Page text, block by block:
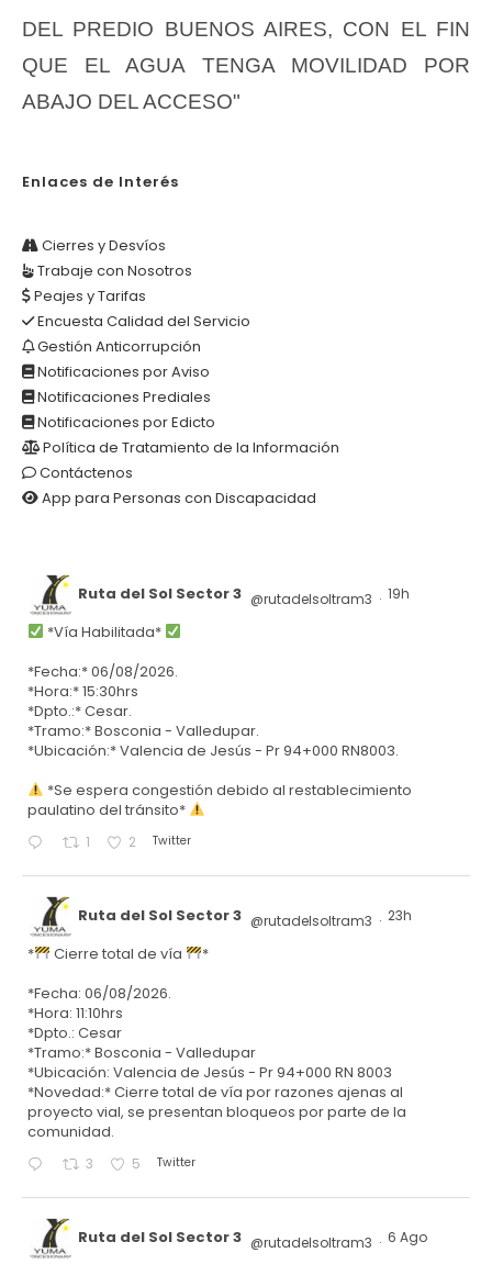
DEL PREDIO BUENOS AIRES, CON EL FIN
QUE EL AGUA TENGA MOVILIDAD POR
ABAJO DEL ACCESO"
Enlaces de Interés
Cierres y Desvíos
Trabaje con Nosotros
Peajes y Tarifas
Encuesta Calidad del Servicio
Gestión Anticorrupción
Notificaciones por Aviso
Notificaciones Prediales
Notificaciones por Edicto
Política de Tratamiento de la Información
Contáctenos
App para Personas con Discapacidad
Ruta del Sol Sector 3 @rutadelsoltram3 · 19h
*Vía Habilitada*
*Fecha:* 06/08/2026.
*Hora:* 15:30hrs
*Dpto.:* Cesar.
*Tramo:* Bosconia - Valledupar.
*Ubicación:* Valencia de Jesús - Pr 94+000 RN8003.
*Se espera congestión debido al restablecimiento
paulatino del tránsito*
1 2 Twitter
Ruta del Sol Sector 3 @rutadelsoltram3 · 23h
* Cierre total de vía
*
*Fecha: 06/08/2026.
*Hora: 11:10hrs
*Dpto.: Cesar
*Tramo:* Bosconia - Valledupar
*Ubicación: Valencia de Jesús - Pr 94+000 RN 8003
*Novedad:* Cierre total de vía por razones ajenas al
proyecto vial, se presentan bloqueos por parte de la
comunidad.
3 5 Twitter
Ruta del Sol Sector 3 @rutadelsoltram3 · 6 Ago